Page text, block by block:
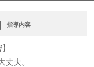
指導内容
丈夫。